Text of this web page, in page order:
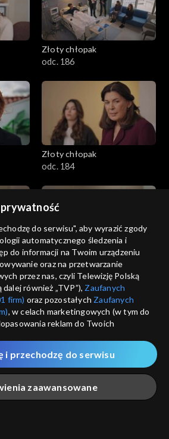
Złoty chłopak
odc. 186
Złoty chłopak
odc. 184
Złoty chłopak
odc. 182
Złoty chłopak
odc. 180
prywatność
do serwisu", aby wyrazić zgody
automatycznego śledzenia i
do informacji na Twoim urządzeniu
oraz na przetwarzanie
przez nas, czyli Telewizję Polską
również „TVP”), Zaufanych
firm) oraz pozostałych Zaufanych
, w celach marketingowych (w tym do
reklam do Twoich
a także zgody na udostępnianie
PPID do Google.
podczas odwiedzania przez
serwisówzwanych dalej
zapisywane za pomocą
zaawansowane
i przechodzę do serwisu